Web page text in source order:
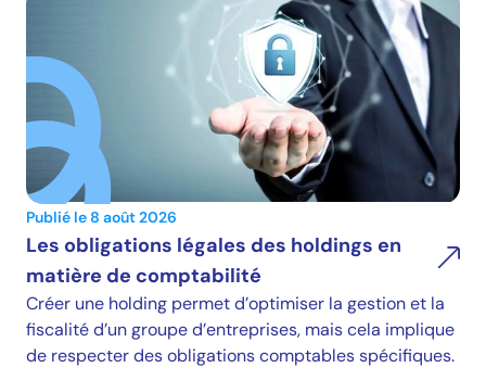
Publié le 8 août 2026
Les obligations légales des holdings en
matière de comptabilité
Créer une holding permet d’optimiser la gestion et la
fiscalité d’un groupe d’entreprises, mais cela implique
de respecter des obligations comptables spécifiques.